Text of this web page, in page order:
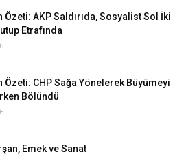
Özeti: AKP Saldırıda, Sosyalist Sol İki
Etrafında
Özeti: CHP Sağa Yönelerek Büyümeyi
Bölündü
Emek ve Sanat